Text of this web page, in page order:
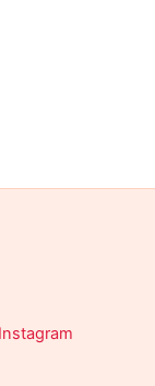
Instagram